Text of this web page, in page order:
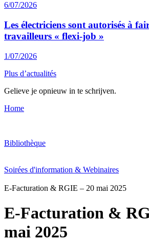
6/07/2026
Les électriciens sont autorisés à
travailleurs « flexi-job »
1/07/2026
Plus d’actualités
Gelieve je opnieuw in te schrijven.
Home
Bibliothèque
Soirées d'information & Webinaires
E-Facturation & RGIE – 20 mai 2025
E-Facturation &
mai 2025